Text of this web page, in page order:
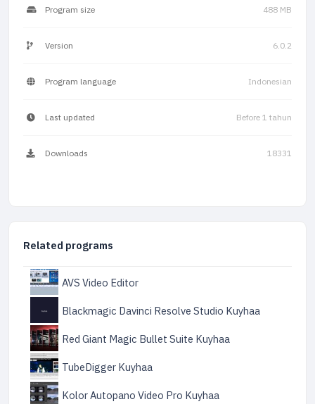
Program size 488 MB
Version 6.0.2
Program language Indonesian
Last updated Before 1 tahun
Downloads 18331
Related programs
AVS Video Editor
Blackmagic Davinci Resolve Studio Kuyhaa
Red Giant Magic Bullet Suite Kuyhaa
TubeDigger Kuyhaa
Kolor Autopano Video Pro Kuyhaa